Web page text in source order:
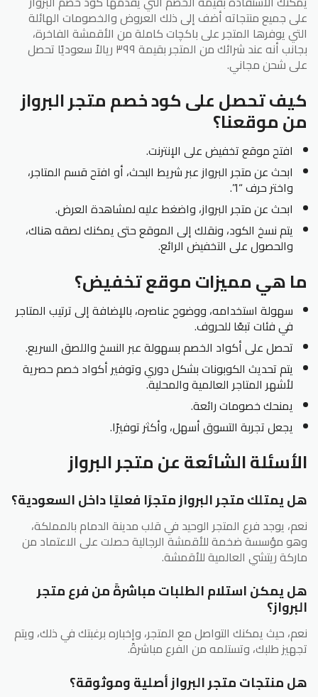
على جميع منتجاته أضف إلى ذلك العروض والخصومات الهائلة
التي يوفرها المتجر على باكچات كاملة من الأقمشة الفاخرة،
بجانب أنه عند شرائك من المتجر بقيمة ٣٩٩ ريالاً سعوديًا تحصل
على شحن مجاني.
كيف تحصل على كود خصم متجر البرواز
من موقعنا؟
افتح موقع تخفيض على الإنترنت.
ابحث عن متجر البرواز عبر شريط البحث، أو افتح قسم المتاجر،
واختر حرف “ا”.
ابحث عن متجر البرواز، واضغط عليه لمشاهدة العرض.
يتم نسخ الكود، ونقلك إلى الموقع حتى يمكنك لصقه هناك،
والحصول على التخفيض الرائع.
ما هي مميزات موقع تخفيض؟
سهولة استخدامه، ووضوح عناصره، بالإضافة إلى ترتيب المتاجر
في فئات تبعًا للحروف.
تحصل على أكواد الخصم بسهولة عبر النسخ واللصق السريع.
يتم تحديث الكوبونات بشكل دوري وتوفير أكواد خصم حصرية
لأشهر المتاجر العالمية والمحلية.
يمنحك خصومات رائعة.
يجعل تجربة التسوق أسهل، وأكثر توفيرًا.
الأسئلة الشائعة عن متجر البرواز
هل يمتلك متجر البرواز متجرًا فعليًا داخل السعودية؟
نعم، يوجد فرع المتجر الوحيد في قلب مدينة الدمام بالمملكة،
وهو مؤسسة ضخمة للأقمشة الرجالية حصلت على الاعتماد من
ماركة ريتشي العالمية للأقمشة.
هل يمكن استلام الطلبات مباشرةً من فرع متجر
البرواز؟
نعم، حيث يمكنك التواصل مع المتجر، وإخباره برغبتك في ذلك، ويتم
تجهيز طلبك، وتستلمه من الفرع مباشرةً.
هل منتجات متجر البرواز أصلية وموثوقة؟